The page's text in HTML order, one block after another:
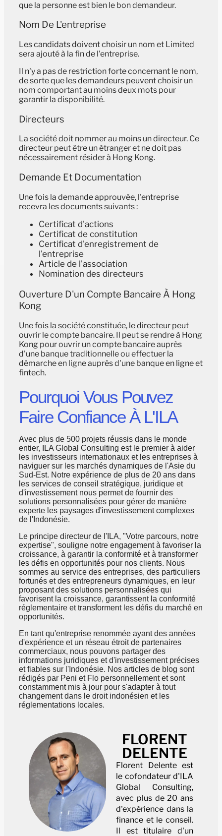
que la personne est bien le bon demandeur.
Nom De L'entreprise
Les candidats doivent choisir un nom et Limited
sera ajouté à la fin de l'entreprise.
Il n'y a pas de restriction forte concernant le nom,
de sorte que les demandeurs peuvent choisir un
nom comportant au moins deux mots pour
garantir la disponibilité.
Directeurs
La société doit nommer au moins un directeur. Ce
directeur peut être un étranger et ne doit pas
nécessairement résider à Hong Kong.
Demande Et Documentation
Une fois la demande approuvée, l'entreprise
recevra les documents suivants :
Certificat d'actions
Certificat de constitution
Certificat d'enregistrement de
l'entreprise
Article de l'association
Nomination des directeurs
Ouverture D'un Compte Bancaire À Hong
Kong
Une fois la société constituée, le directeur peut
ouvrir le compte bancaire. Il peut se rendre à Hong
Kong pour ouvrir un compte bancaire auprès
d'une banque traditionnelle ou effectuer la
démarche en ligne auprès d'une banque en ligne et
fintech.
Pourquoi Vous Pouvez
Faire Confiance À L'ILA
Avec plus de 500 projets réussis dans le monde
entier, ILA Global Consulting est le premier à aider
les investisseurs internationaux et les entreprises à
naviguer sur les marchés dynamiques de l'Asie du
Sud-Est. Notre expérience de plus de 20 ans dans
les services de conseil stratégique, juridique et
d'investissement nous permet de fournir des
solutions personnalisées pour gérer de manière
experte les paysages d'investissement complexes
de l'Indonésie.
Le principe directeur de l'ILA, "Votre parcours, notre
expertise", souligne notre engagement à favoriser la
croissance, à garantir la conformité et à transformer
les défis en opportunités pour nos clients. Nous
sommes au service des entreprises, des particuliers
fortunés et des entrepreneurs dynamiques, en leur
proposant des solutions personnalisées qui
favorisent la croissance, garantissent la conformité
réglementaire et transforment les défis du marché en
opportunités.
En tant qu'entreprise renommée ayant des années
d'expérience et un réseau étroit de partenaires
commerciaux, nous pouvons partager des
informations juridiques et d'investissement précises
et fiables sur l'Indonésie. Nos articles de blog sont
rédigés par Peni et Flo personnellement et sont
constamment mis à jour pour s'adapter à tout
changement dans le droit indonésien et les
réglementations locales.
FLORENT
DELENTE
Florent Delente est
le cofondateur d'ILA
Global Consulting,
avec plus de 20 ans
d'expérience dans la
finance et le conseil.
Il est titulaire d'un